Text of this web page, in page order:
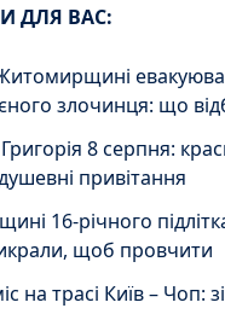
ДЛЯ ВАС:
злочинця: що
8 серпня:
привітання
16-річного
щоб провчити
на трасі Київ – Чоп: